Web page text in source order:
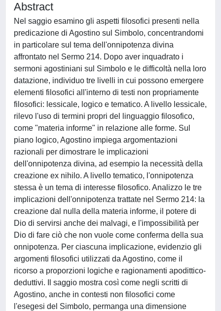
Abstract
Nel saggio esamino gli aspetti filosofici presenti nella
predicazione di Agostino sul Simbolo, concentrandomi
in particolare sul tema dell'onnipotenza divina
affrontato nel Sermo 214. Dopo aver inquadrato i
sermoni agostiniani sul Simbolo e le difficoltà nella loro
datazione, individuo tre livelli in cui possono emergere
elementi filosofici all'interno di testi non propriamente
filosofici: lessicale, logico e tematico. A livello lessicale,
rilevo l'uso di termini propri del linguaggio filosofico,
come "materia informe" in relazione alle forme. Sul
piano logico, Agostino impiega argomentazioni
razionali per dimostrare le implicazioni
dell'onnipotenza divina, ad esempio la necessità della
creazione ex nihilo. A livello tematico, l'onnipotenza
stessa è un tema di interesse filosofico. Analizzo le tre
implicazioni dell'onnipotenza trattate nel Sermo 214: la
creazione dal nulla della materia informe, il potere di
Dio di servirsi anche dei malvagi, e l'impossibilità per
Dio di fare ciò che non vuole come conferma della sua
onnipotenza. Per ciascuna implicazione, evidenzio gli
argomenti filosofici utilizzati da Agostino, come il
ricorso a proporzioni logiche e ragionamenti apodittico-
deduttivi. Il saggio mostra così come negli scritti di
Agostino, anche in contesti non filosofici come
l'esegesi del Simbolo, permanga una dimensione